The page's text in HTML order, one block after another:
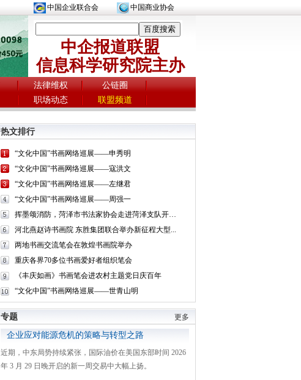
中国企业联合会 中国商业协会
中企报道联盟
信息科学研究院主办
法律维权
公链圈
职场动态 联盟频道
热文排行
“文化中国”书画网络巡展——申秀明
“文化中国”书画网络巡展——寇洪文
“文化中国”书画网络巡展——左继君
“文化中国”书画网络巡展——周强一
挥墨颂消防，菏泽市书法家协会走进菏泽支队开展...
河北燕赵诗书画院 东胜集团联合举办新征程大型...
两地书画交流笔会在敦煌书画院举办
重庆各界70多位书画爱好者组织笔会
《丰庆如画》书画笔会进农村主题党日庆百年
“文化中国”书画网络巡展——世青山明
更多
专题
企业应对能源危机的策略与转型之路
近期，中东局势持续紧张，国际油价在美国东部时间 2026
年 3 月 29 日晚开启的新一周交易中大幅上扬。